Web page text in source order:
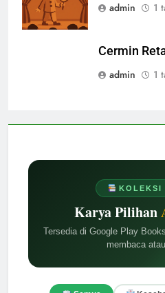
KOLEKSI
Karya Pilihan
Tersedia di Google Play
membaca
admin
1
Cermin
admin
1